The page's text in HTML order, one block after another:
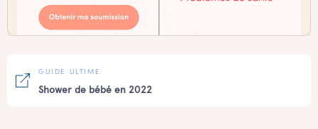
GUIDE ULTIME
Shower de bébé en 2022